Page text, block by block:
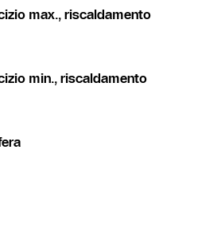
max., riscaldamento
min., riscaldamento